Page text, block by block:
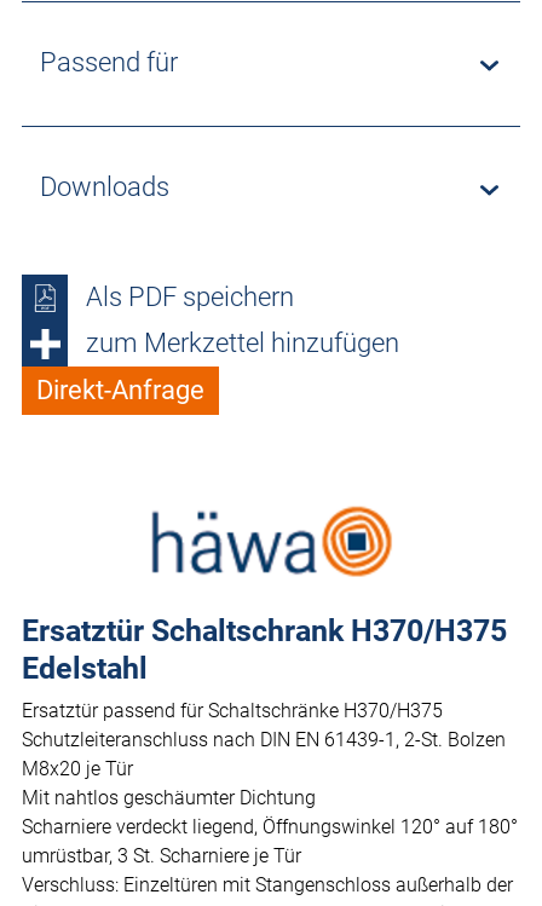
Passend für
Downloads
Als PDF speichern
zum Merkzettel hinzufügen
Direkt-Anfrage
Ersatztür Schaltschrank H370/H375
Edelstahl
Ersatztür passend für Schaltschränke H370/H375
Schutzleiteranschluss nach DIN EN 61439-1, 2-St. Bolzen
M8x20 je Tür
Mit nahtlos geschäumter Dichtung
Scharniere verdeckt liegend, Öffnungswinkel 120° auf 180°
umrüstbar, 3 St. Scharniere je Tür
Verschluss: Einzeltüren mit Stangenschloss außerhalb der